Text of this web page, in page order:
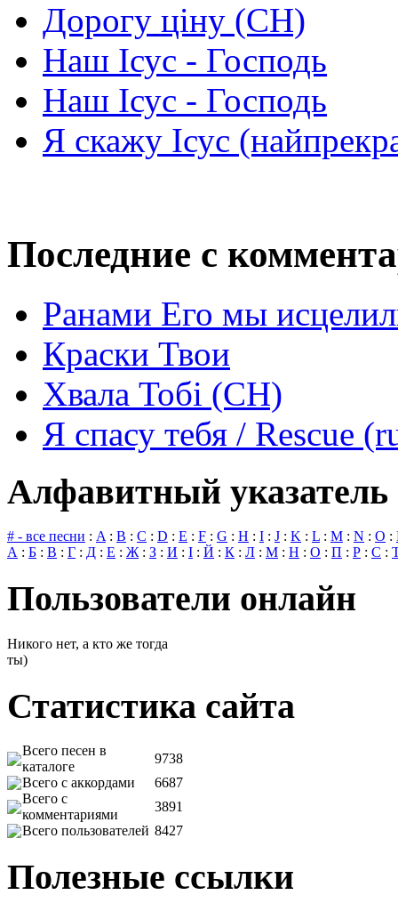
Дорогу ціну (СН)
Наш Ісус - Господь
Наш Ісус - Господь
Я скажу Ісус
Последние с
Ранами Его мы
Краски Твои
Хвала Тобі (СН)
Я спасу тебя / Rescue
Алфавитный указатель
# - все песни : A : B : C : D : E : F : G : H : I : J : K : L : M : N : O :
А : Б : В : Г : Д : Е : Ж : З : И : І : Й : К : Л : М : Н : О : П : Р : С :
Пользователи онлайн
Никого нет, а кто же тогда
ты)
Статистика сайта
Всего песен в
каталоге
9738
Всего с аккордами
6687
Всего с
комментариями
3891
Всего пользователей 8427
Полезные ссылки